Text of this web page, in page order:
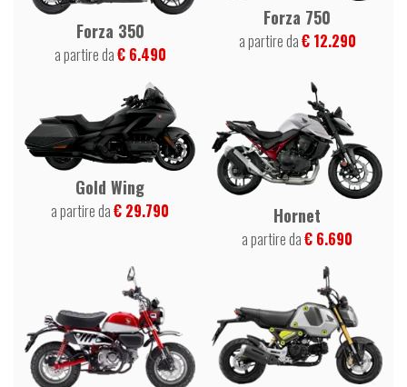
Forza 350
a partire da€ 6.490
Forza 750
a partire da€ 12.290
Gold Wing
a partire da€ 29.790 Hornet
a partire da€ 6.690